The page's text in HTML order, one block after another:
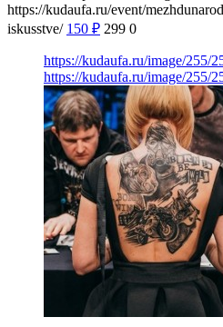
https://kudaufa.ru/event/
iskusstve/ 150 ₽ 299 0
https://kudaufa.ru/image/255/
https://kudaufa.ru/image/255/